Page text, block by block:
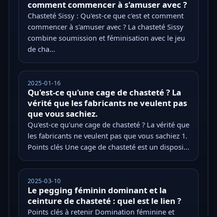
comment commencer à s'amuser avec ?
Chasteté Sissy : Qu'est-ce que c'est et comment
commencer à s'amuser avec ? La chasteté Sissy
combine soumission et féminisation avec le jeu
de cha...
2025-01-16
Qu'est-ce qu'une cage de chasteté ? La
vérité que les fabricants ne veulent pas
que vous sachiez.
Qu'est-ce qu'une cage de chasteté ? La vérité que
les fabricants ne veulent pas que vous sachiez 1.
Points clés Une cage de chasteté est un disposi...
2025-03-10
Le pegging féminin dominant et la
ceinture de chasteté : quel est le lien ?
Points clés à retenir Domination féminine et